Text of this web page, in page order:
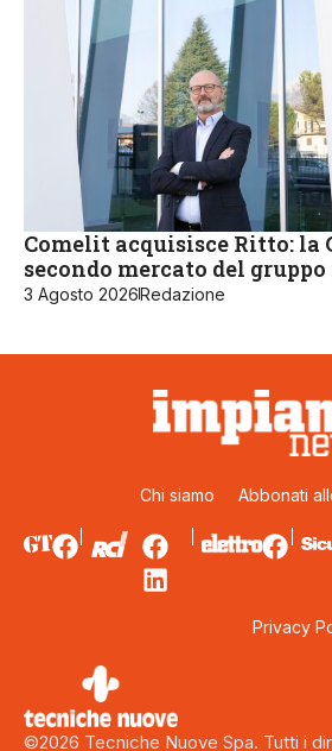
Comelit acquisisce Ritto: la
secondo mercato del
3 Agosto 2026Redazione
Chi siamo Abbonati
Privacy
©2026 Tecniche Nuove Spa. Tutti i